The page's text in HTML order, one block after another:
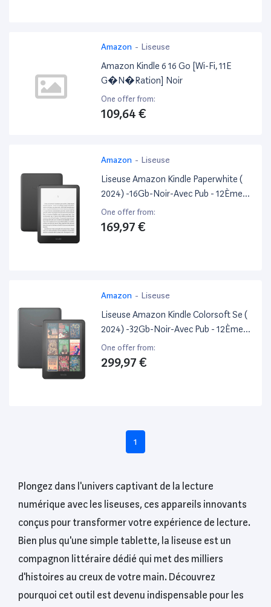
Amazon - Liseuse
Amazon Kindle 6 16 Go [Wi-Fi, 11E
G�N�Ration] Noir
One offer from:
109,64 €
Amazon - Liseuse
Liseuse Amazon Kindle Paperwhite (
2024) -16Gb-Noir-Avec Pub - 12Ème
Generation.
One offer from:
169,97 €
Amazon - Liseuse
Liseuse Amazon Kindle Colorsoft Se (
2024) -32Gb-Noir-Avec Pub - 12Ème
Generation.
One offer from:
299,97 €
1
Plongez dans l'univers captivant de la lecture
numérique avec les liseuses, ces appareils innovants
conçus pour transformer votre expérience de lecture.
Bien plus qu'une simple tablette, la liseuse est un
compagnon littéraire dédié qui met des milliers
d'histoires au creux de votre main. Découvrez
pourquoi cet outil est devenu indispensable pour les